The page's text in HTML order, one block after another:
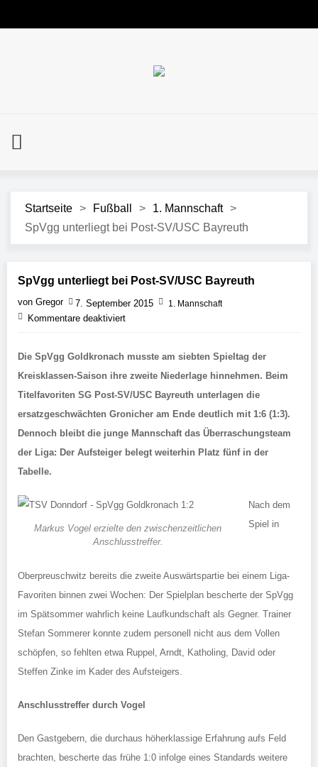
Startseite > Fußball > 1. Mannschaft >
SpVgg unterliegt bei Post-SV/USC Bayreuth
SpVgg unterliegt bei Post-SV/USC Bayreuth
von Gregor 7. September 2015 1. Mannschaft
Kommentare deaktiviert
Die SpVgg Goldkronach musste am siebten Spieltag der
Kreisklassen-Saison ihre zweite Niederlage hinnehmen. Beim
Titelfavoriten SG Post-SV/USC Bayreuth unterlagen die
ersatzgeschwächten Gronicher am Ende deutlich mit 1:6 (1:3).
Dennoch bleibt die junge Mannschaft das Überraschungsteam
der Liga: Der Aufsteiger belegt weiterhin Platz fünf in der
Tabelle.
Markus Vogel erzielte den zwischenzeitlichen
Anschlusstreffer.
Nach dem
Spiel in
Oberpreuschwitz bereits die zweite Auswärtspartie bei einem Liga-
Favoriten binnen zwei Wochen: Der Spielplan bescherte der SpVgg
im Spätsommer wahrlich keine Laufkundschaft als Gegner. Trainer
Stefan Sommerer konnte zudem personell nicht aus dem Vollen
schöpfen, so fehlten etwa Ruppel, Arndt, Katholing, David oder
Steffen Zinke im Kader des Aufsteigers.
Anschlusstreffer durch Vogel
Den Gastgebern, die durchaus höherklassige Erfahrung aufs Feld
brachten, bescherte das frühe 1:0 infolge eines Standards weitere